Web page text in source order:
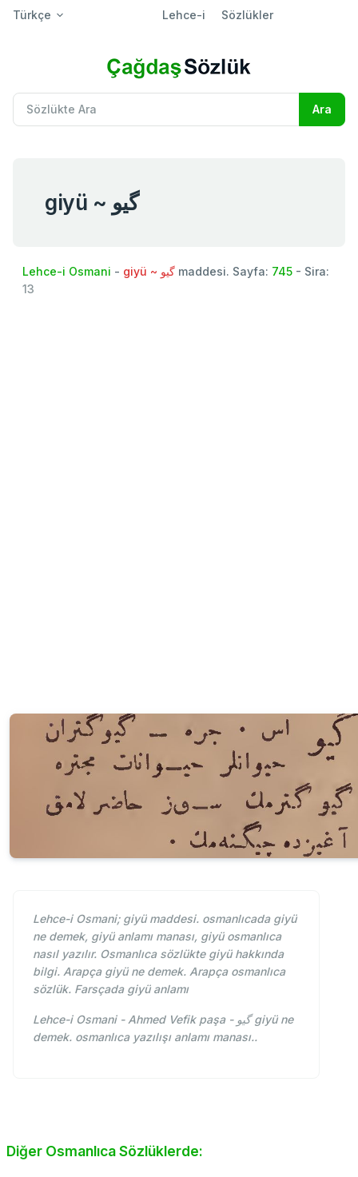
Türkçe Lehce-i Sözlükler
giyü ~ گیو
Lehce-i Osmani - giyü ~ گیو maddesi. Sayfa: 745 - Sira:
13
Lehce-i Osmani; giyü maddesi. osmanlıcada giyü
ne demek, giyü anlamı manası, giyü osmanlıca
nasıl yazılır. Osmanlıca sözlükte giyü hakkında
bilgi. Arapça giyü ne demek. Arapça osmanlıca
sözlük. Farsçada giyü anlamı
Lehce-i Osmani - Ahmed Vefik paşa - گیو giyü ne
demek. osmanlıca yazılışı anlamı manası..
Diğer Osmanlıca Sözlüklerde: